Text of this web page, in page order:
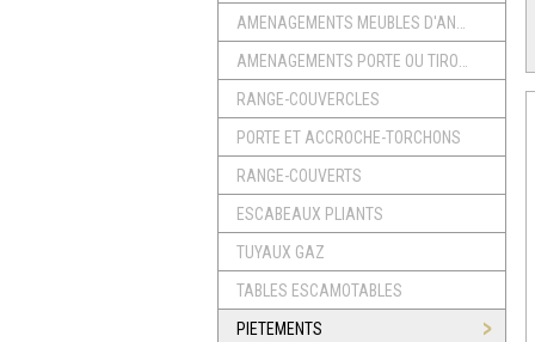
RANGE-COUVERCLES
PORTE ET ACCROCHE-TORCHONS
RANGE-COUVERTS
ESCABEAUX PLIANTS
TUYAUX GAZ
TABLES ESCAMOTABLES
PIETEMENTS